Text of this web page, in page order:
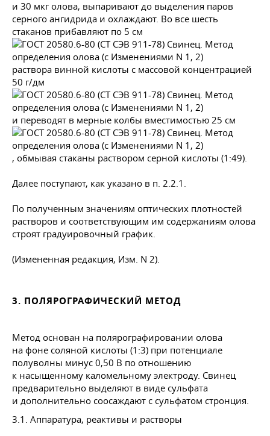
и 30 мкг олова, выпаривают до выделения паров
серного ангидрида и охлаждают. Во все шесть
стаканов прибавляют по 5 см
раствора винной кислоты с массовой концентрацией
50 г/дм
и переводят в мерные колбы вместимостью 25 см
, обмывая стаканы раствором серной кислоты (1:49).
Далее поступают, как указано в п. 2.2.1.
По полученным значениям оптических плотностей
растворов и соответствующим им содержаниям олова
строят градуировочный график.
(Измененная редакция, Изм. N 2).
3. ПОЛЯРОГРАФИЧЕСКИЙ МЕТОД
Метод основан на полярографировании олова
на фоне соляной кислоты (1:3) при потенциале
полуволны минус 0,50 В по отношению
к насыщенному каломельному электроду. Свинец
предварительно выделяют в виде сульфата
и дополнительно соосаждают с сульфатом стронция.
3.1. Аппаратура, реактивы и растворы